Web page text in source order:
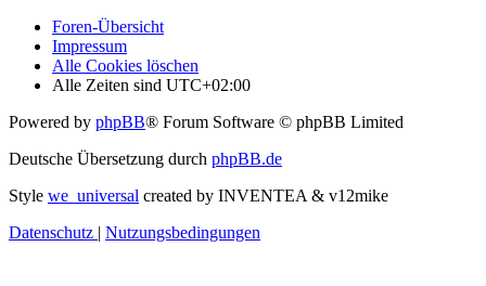
Foren-Übersicht
Impressum
Alle Cookies löschen
Alle Zeiten sind UTC+02:00
Powered by phpBB® Forum Software © phpBB Limited
Deutsche Übersetzung durch phpBB.de
Style we_universal created by INVENTEA & v12mike
Datenschutz | Nutzungsbedingungen